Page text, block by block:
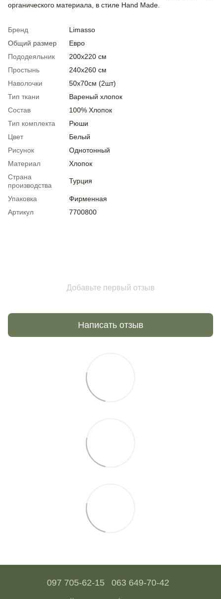
органического материала, в стиле Hand Made.
Бренд
Limasso
Общий размер
Евро
Пододеяльник
200х220 см
Простынь
240х260 см
Наволочки
50х70см (2шт)
Тип ткани
Вареный хлопок
Состав
100% Хлопок
Тип комплекта
Рюши
Цвет
Белый
Рисунок
Однотонный
Материал
Хлопок
Страна
производства
Турция
Упаковка
Фирменная
Артикул
7700800
Добавьте первый отзыв
Написать отзыв
097 705-62-15 063 649-70-42